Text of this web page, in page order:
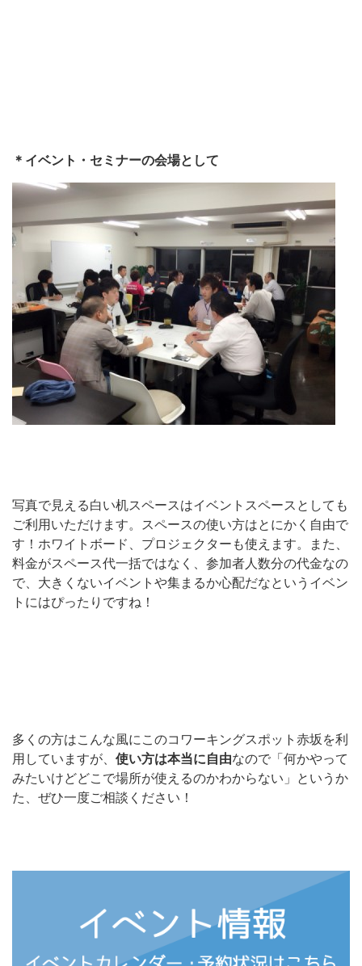
＊イベント・セミナーの会場として
写真で見える白い机スペースはイベントスペースとしても
ご利用いただけます。スペースの使い方はとにかく自由で
す！ホワイトボード、プロジェクターも使えます。また、
料金がスペース代一括ではなく、参加者人数分の代金なの
で、大きくないイベントや集まるか心配だなというイベン
トにはぴったりですね！
多くの方はこんな風にこのコワーキングスポット赤坂を利
用していますが、 使い方は本当に自由なので「何かやって
みたいけどどこで場所が使えるのかわからない」というか
た、ぜひ一度ご相談ください！